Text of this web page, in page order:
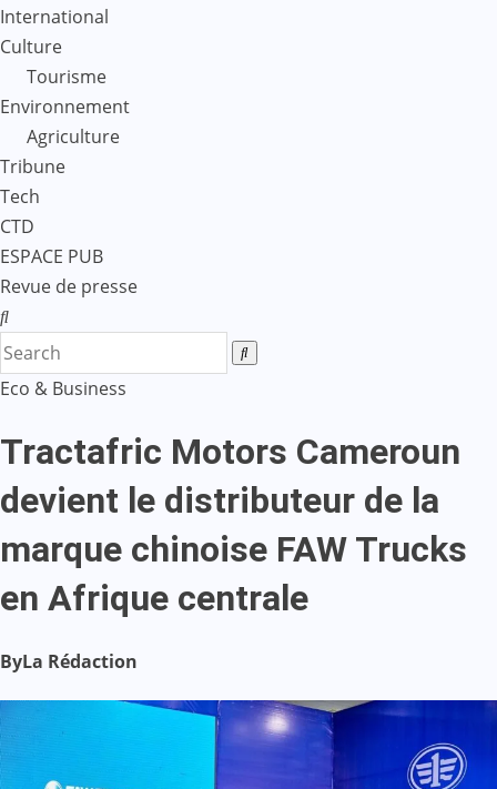
International
Culture
Tourisme
Environnement
Agriculture
Tribune
Tech
CTD
ESPACE PUB
Revue de presse
Eco & Business
Tractafric Motors Cameroun
devient le distributeur de la
marque chinoise FAW Trucks
en Afrique centrale
ByLa Rédaction